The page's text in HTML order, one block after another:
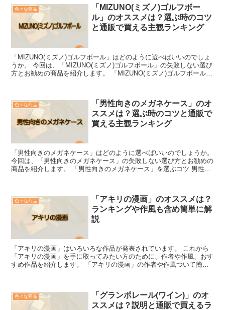
色々な商品
「MIZUNO(ミズノ)ゴルフボー
ル」のオススメは？選ぶ時のコツ
と通販で買える主観ランキング
「MIZUNO(ミズノ)ゴルフボール」はどのように選べばいいのでしょ
うか。 今回は、「MIZUNO(ミズノ)ゴルフボール」の失敗しない選び
方とお勧めの商品を紹介します。 「MIZUNO(ミズノ)ゴルフボール」
色々な商品
「男性向きのメガネケース」のオ
ススメは？選ぶ時のコツと通販で
買える主観ランキング
「男性向きのメガネケース」はどのように選べばいいのでしょうか。
今回は、「男性向きのメガネケース」の失敗しない選び方とお勧めの
商品を紹介します。 「男性向きのメガネケース」を選ぶコツ 男性向
色々な商品
「アキリの漫画」のオススメは？
ランキングや作風も含め簡単に解
説
「アキリの漫画」はいろいろな作品が発表されています。 これから
「アキリの漫画」を手に取ってみたい方のために、作者や作風、おす
すめ作品を紹介します。 「アキリの漫画」の作者や作風ついて簡単
色々な商品
「グランポレール(ワイン)」のオ
ススメは？説明と通販で買えるラ